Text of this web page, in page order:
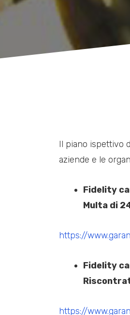
Il piano ispettivo
aziende e le
Fidelity
Multa di
https://
Fidelity
https://